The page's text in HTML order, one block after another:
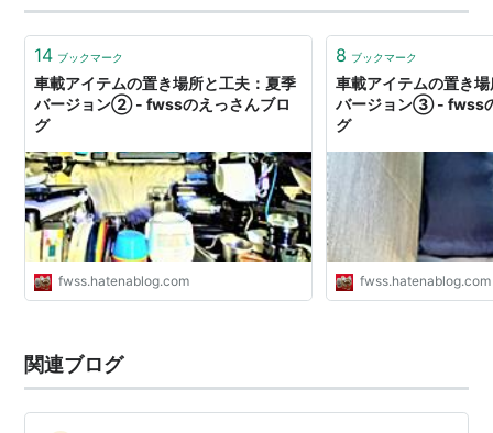
14 ブックマーク
車載アイテムの置き場所と工夫：夏季
バージョン② - fwssのえっさんブロ
グ
fwss.hatenablog.com
8 ブックマーク
車載アイテムの置き
バージョン③ - fwss
グ
fwss.hatenablog.com
関連ブログ